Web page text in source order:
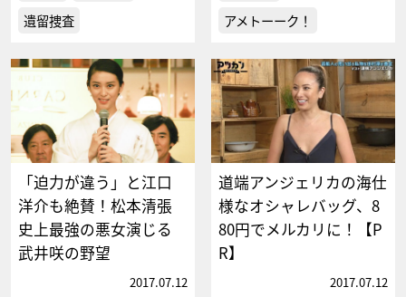
遺留捜査
アメトーーク！
「迫力が違う」と江口
洋介も絶賛！松本清張
史上最強の悪女演じる
武井咲の野望
2017.07.12
道端アンジェリカの海仕
様なオシャレバッグ、8
80円でメルカリに！【P
R】
2017.07.12